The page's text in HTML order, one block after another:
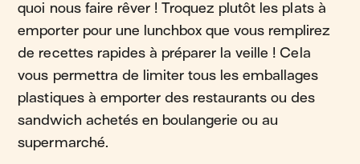
quoi nous faire rêver ! Troquez plutôt les plats à
emporter pour une lunchbox que vous remplirez
de recettes rapides à préparer la veille ! Cela
vous permettra de limiter tous les emballages
plastiques à emporter des restaurants ou des
sandwich achetés en boulangerie ou au
supermarché.